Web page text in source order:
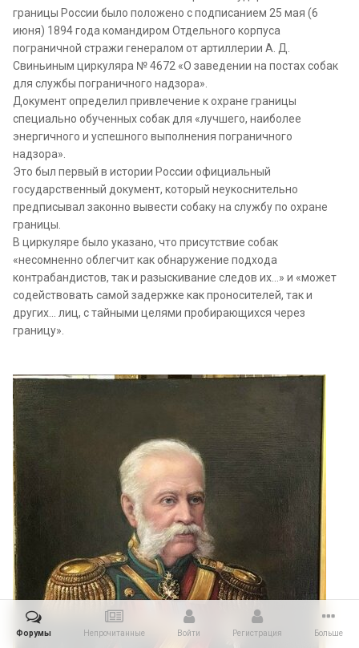
границы России было положено с подписанием 25 мая (6
июня) 1894 года командиром Отдельного корпуса
пограничной стражи генералом от артиллерии А. Д.
Свиньиным циркуляра № 4672 «О заведении на постах собак
для службы пограничного надзора».
Документ определил привлечение к охране границы
специально обученных собак для «лучшего, наиболее
энергичного и успешного выполнения пограничного
надзора».
Это был первый в истории России официальный
государственный документ, который неукоснительно
предписывал законно вывести собаку на службу по охране
границы.
В циркуляре было указано, что присутствие собак
«несомненно облегчит как обнаружение подхода
контрабандистов, так и разыскивание следов их…» и «может
содействовать самой задержке как проносителей, так и
других… лиц, с тайными целями пробирающихся через
границу».
Форумы Непрочитанные Войти Регистрация Больше